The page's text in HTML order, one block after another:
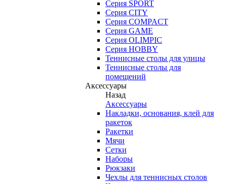
Серия SPORT
Серия CITY
Серия COMPACT
Серия GAME
Серия OLIMPIC
Серия HOBBY
Теннисные столы для улицы
Теннисные столы для
помещений
Аксессуары
Назад
Аксессуары
Накладки, основания, клей для
ракеток
Ракетки
Мячи
Сетки
Наборы
Рюкзаки
Чехлы для теннисных столов